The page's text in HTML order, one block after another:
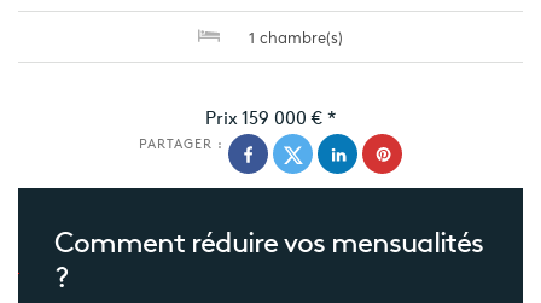
1 chambre(s)
Prix159 000 € *
PARTAGER :
Comment réduirevos mensualités
?